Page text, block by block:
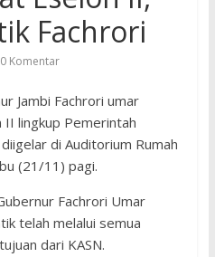
Fachrori
0 Komentar
Jambi Fachrori umar
lingkup Pemerintah
di Auditorium Rumah
(21/11) pagi.
Fachrori Umar
telah melalui semua
dari KASN.